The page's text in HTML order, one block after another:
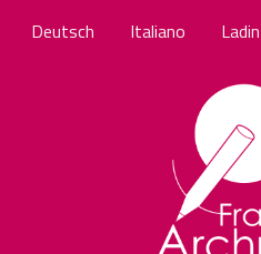
Deutsch Italiano Ladin